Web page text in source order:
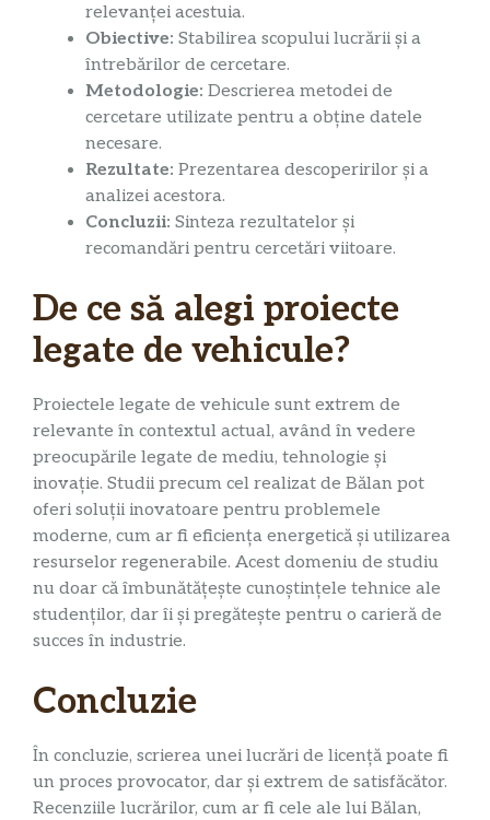
relevanței acestuia.
Obiective: Stabilirea scopului lucrării și a
întrebărilor de cercetare.
Metodologie: Descrierea metodei de
cercetare utilizate pentru a obține datele
necesare.
Rezultate: Prezentarea descoperirilor și a
analizei acestora.
Concluzii: Sinteza rezultatelor și
recomandări pentru cercetări viitoare.
De ce să alegi proiecte
legate de vehicule?
Proiectele legate de vehicule sunt extrem de
relevante în contextul actual, având în vedere
preocupările legate de mediu, tehnologie și
inovație. Studii precum cel realizat de Bălan pot
oferi soluții inovatoare pentru problemele
moderne, cum ar fi eficiența energetică și utilizarea
resurselor regenerabile. Acest domeniu de studiu
nu doar că îmbunătățește cunoștințele tehnice ale
studenților, dar îi și pregătește pentru o carieră de
succes în industrie.
Concluzie
În concluzie, scrierea unei lucrări de licență poate fi
un proces provocator, dar și extrem de satisfăcător.
Recenziile lucrărilor, cum ar fi cele ale lui Bălan,